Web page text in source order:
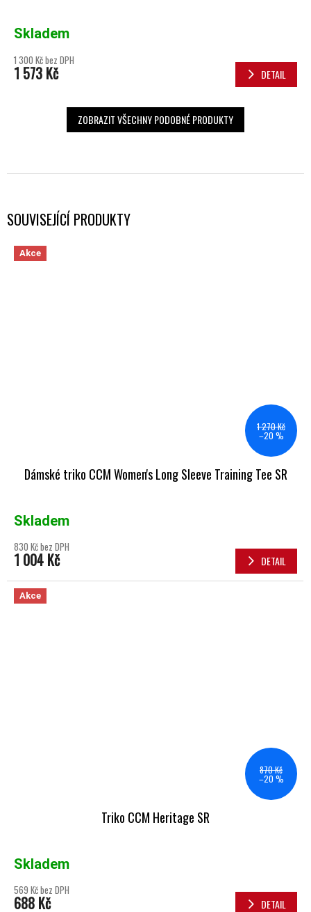
SOUVISEJÍCÍ PRODUKTY
Akce
1 270 Kč
–20 %
Dámské triko CCM Women's Long Sleeve Training Tee SR
Skladem
830 Kč bez DPH
1 004 Kč DETAIL
Akce
870 Kč
–20 %
Triko CCM Heritage SR
Skladem
569 Kč bez DPH
688 Kč DETAIL
Skladem
1 300 Kč bez DPH
1 573 Kč DETAIL
ZOBRAZIT VŠECHNY PODOBNÉ PRODUKTY